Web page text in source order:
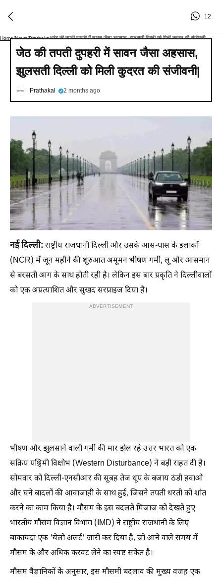
12
Home/News/Prathakal/जेठ की तपती दुपहरी में सावन जैसा अहसास, झुलसती दिल्ली को मिली कुदरत की संजीवनी|
जेठ की तपती दुपहरी में सावन जैसा अहसास,
झुलसती दिल्ली को मिली कुदरत की संजीवनी|
Prathakal 2 months ago
नई दिल्ली:राष्ट्रीय राजधानी दिल्ली और उसके आस-पास के इलाकों
(NCR) में जून महीने की शुरुआत अमूमन भीषण गर्मी, लू और आसमान
से बरसती आग के साथ होती रही है। लेकिन इस बार प्रकृति ने दिल्लीवालों
को एक अप्रत्याशित और सुखद सरप्राइज दिया है।
ADVERTISEMENT
भीषण और झुलसाने वाली गर्मी की मार झेल रहे उत्तर भारत को एक
सक्रिय पश्चिमी विक्षोभ (Western Disturbance) ने बड़ी राहत दी है।
सोमवार को दिल्ली-एनसीआर की सुबह तेज धूप के बजाय ठंडी हवाओं
और घने बादलों की आवाजाही के साथ हुई, जिसने तपती धरती को शांत
करने का काम किया है। मौसम के इस बदलते मिजाज को देखते हुए
भारतीय मौसम विज्ञान विभाग (IMD) ने राष्ट्रीय राजधानी के लिए
बाकायदा एक 'येलो अलर्ट' जारी कर दिया है, जो आने वाले समय में
मौसम के और अधिक करवट लेने का स्पष्ट संकेत है।
मौसम वैज्ञानिकों के अनुसार, इस मौसमी बदलाव की मुख्य वजह एक